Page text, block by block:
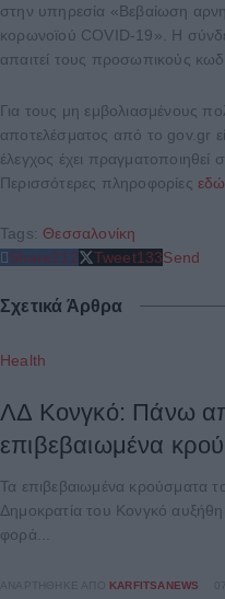
στην υπηρεσία «Βεβαίωση
κορωνοϊού COVID-19». Η
απαιτεί τους προσωπικούς
Για τους μη εμβολιασμένους
αποτελέσματος από το gov.gr
έλεγχος έχει πραγματοποιηθεί
Περισσότερες πληροφορίες εδώ
Tags: Θεσσαλονίκη
Share212 Tweet133Send
Σχετικά Άρθρα
Health
ΛΔ Κονγκό: Πάνω
επιβεβαιωμένα
Τα επιβεβαιωμένα κρούσματα
Δημοκρατία του Κονγκό
φορά...
ΑΝΑΡΤΉΘΗΚΕ ΑΠΌ KARFITSANEWS